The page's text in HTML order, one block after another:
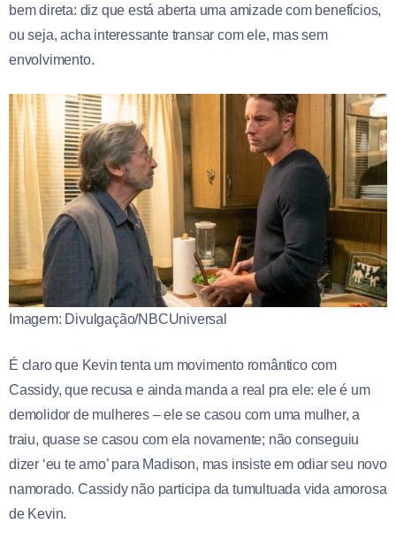
bem direta: diz que está aberta uma amizade com benefícios,
ou seja, acha interessante transar com ele, mas sem
envolvimento.
Imagem: Divulgação/NBCUniversal
É claro que Kevin tenta um movimento romântico com
Cassidy, que recusa e ainda manda a real pra ele: ele é um
demolidor de mulheres – ele se casou com uma mulher, a
traiu, quase se casou com ela novamente; não conseguiu
dizer ‘eu te amo’ para Madison, mas insiste em odiar seu novo
namorado. Cassidy não participa da tumultuada vida amorosa
de Kevin.